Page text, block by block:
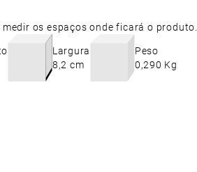
os espaços onde ficará o produto.
Largura
8,2 cm
Peso
0,290 Kg